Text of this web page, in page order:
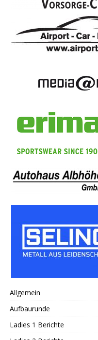
Allgemein
Aufbaurunde
Ladies 1 Berichte